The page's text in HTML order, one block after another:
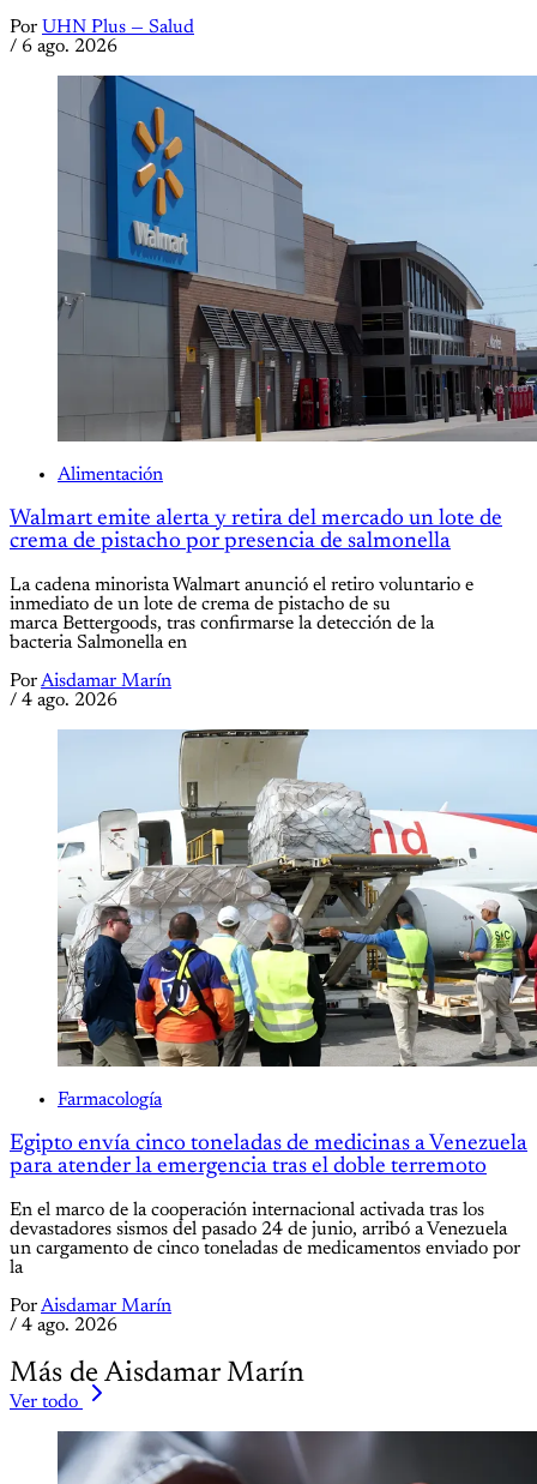
Por UHN Plus — Salud
/ 6 ago. 2026
Alimentación
Walmart emite alerta y retira del mercado un lote de
crema de pistacho por presencia de salmonella
La cadena minorista Walmart anunció el retiro voluntario e
inmediato de un lote de crema de pistacho de su
marca Bettergoods, tras confirmarse la detección de la
bacteria Salmonella en
PorAisdamar Marín
/ 4 ago. 2026
Farmacología
Egipto envía cinco toneladas de medicinas a Venezuela
para atender la emergencia tras el doble terremoto
En el marco de la cooperación internacional activada tras los
devastadores sismos del pasado 24 de junio, arribó a Venezuela
un cargamento de cinco toneladas de medicamentos enviado por
la
PorAisdamar Marín
/ 4 ago. 2026
Más de Aisdamar Marín
Ver todo